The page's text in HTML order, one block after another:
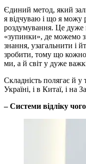
Єдиний метод, який
я відчуваю і що я можу
роздумування. Це дуже
«зупинки», де можемо
знання, узагальнити і
зробити, тому що
ми, а й світ у дуже
Складність полягає й у
Україні, і в Китаї, і на
– Системи відліку